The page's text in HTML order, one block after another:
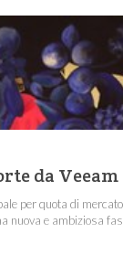
da Veeam
per quota di
nuova e ambiziosa